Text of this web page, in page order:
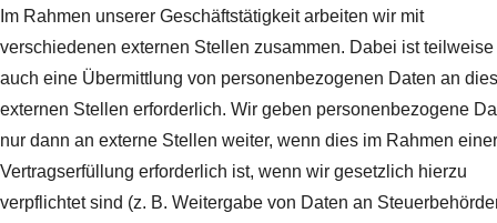
Im Rahmen unserer Geschäftstätigkeit arbeiten wir mit
verschiedenen externen Stellen zusammen. Dabei ist teilweise
auch eine Übermittlung von personenbezogenen Daten an
externen Stellen erforderlich. Wir geben personenbezogene
nur dann an externe Stellen weiter, wenn dies im Rahmen einer
Vertragserfüllung erforderlich ist, wenn wir gesetzlich hierzu
verpflichtet sind (z. B. Weitergabe von Daten an